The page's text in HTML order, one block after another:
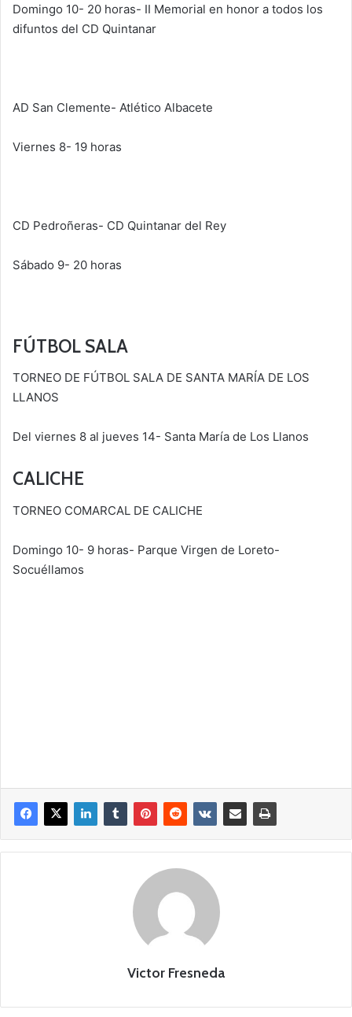
Domingo 10- 20 horas- II Memorial en honor a todos los
difuntos del CD Quintanar
AD San Clemente- Atlético Albacete
Viernes 8- 19 horas
CD Pedroñeras- CD Quintanar del Rey
Sábado 9- 20 horas
FÚTBOL SALA
TORNEO DE FÚTBOL SALA DE SANTA MARÍA DE LOS
LLANOS
Del viernes 8 al jueves 14- Santa María de Los Llanos
CALICHE
TORNEO COMARCAL DE CALICHE
Domingo 10- 9 horas- Parque Virgen de Loreto-
Socuéllamos
Victor Fresneda